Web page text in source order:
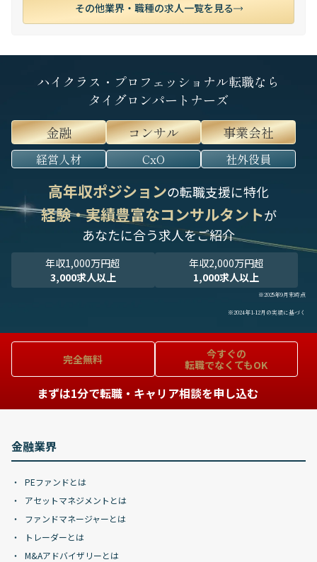
その他業界・職種の求人一覧を見る
ハイクラス・プロフェッショナル転職なら
タイグロンパートナーズ
金融
コンサル 事業会社
経営人材 CxO 社外役員
高年収ポジションの転職支援に特化
経験・実績豊富なコンサルタントが
あなたに合う求人をご紹介
年収1,000万円超
3,000求人以上
年収2,000万円超
1,000求人以上
※2025年9月末時点
※2024年1-12月の実績に基づく
完全無料
今すぐの
転職でなくてもOK
まずは1分で転職・キャリア相談を申し込む
金融業界
PEファンドとは
アセットマネジメントとは
ファンドマネージャーとは
トレーダーとは
M&Aアドバイザリーとは